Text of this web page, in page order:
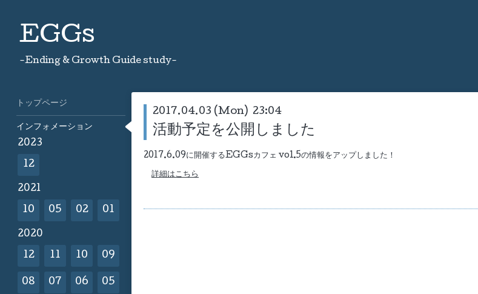
EGGs
-Ending & Growth Guide study-
2017.04.03 (Mon) 23:04
活動予定を公開しました
2017.6.09に開催するEGGsカフェ vol.5の情報をアップしました！
詳細はこちら
トップページ
インフォメーション
2023
12
2021
10 05 02 01
2020
12 11 10 09
08 07 06 05